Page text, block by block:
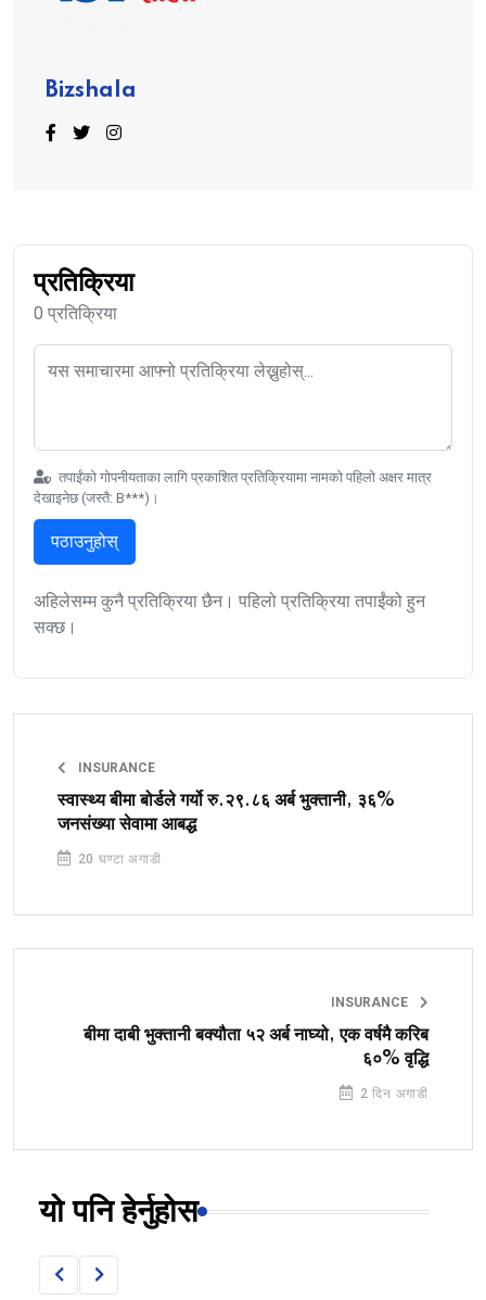
Bizshala
प्रतिक्रिया
0 प्रतिक्रिया
तपाईंको गोपनीयताका लागि प्रकाशित प्रतिक्रियामा नामको पहिलो अक्षर मात्र
देखाइनेछ (जस्तै: B***)।
पठाउनुहोस्
अहिलेसम्म कुनै प्रतिक्रिया छैन। पहिलो प्रतिक्रिया तपाईंको हुन
सक्छ।
INSURANCE
स्वास्थ्य बीमा बोर्डले गर्यो रु.२९.८६ अर्ब भुक्तानी, ३६%
जनसंख्या सेवामा आबद्ध
20 घण्टा अगाडी
INSURANCE
बीमा दाबी भुक्तानी बक्यौता ५२ अर्ब नाघ्यो, एक वर्षमै करिब
६०% वृद्धि
2 दिन अगाडी
यो पनि हेर्नुहोस